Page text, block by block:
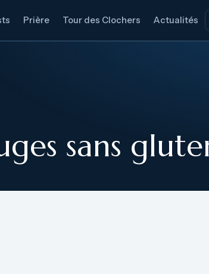
Prière Tour des Clochers Actualités
sans